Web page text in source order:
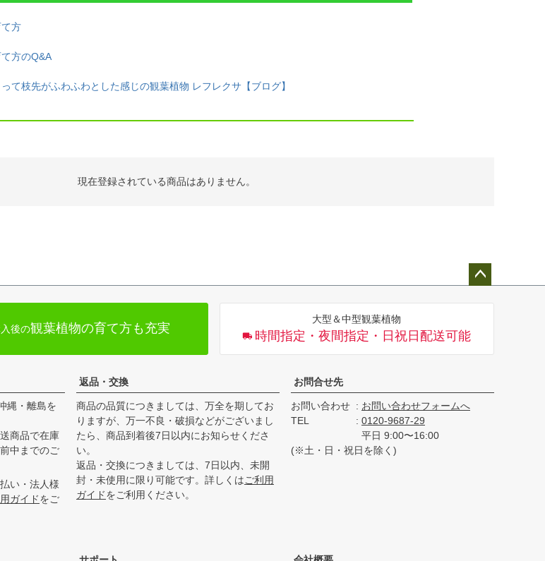
方
方のQ&A
て枝先がふわふわとした感じの観葉植物 レフレクサ【ブログ】
現在登録されている商品はありません。
へ
後の観葉植物の育て方も充実
大型＆中型観葉植物
時間指定・夜間指定・日祝日配送可能
縄・離島を
商品で在庫
中までのご
い・法人様
ガイドをご
返品・交換
商品の品質につきましては、万全を期してお
りますが、万一不良・破損などがございまし
たら、商品到着後7日以内にお知らせくださ
い。
返品・交換につきましては、7日以内、未開
封・未使用に限り可能です。詳しくはご利用
ガイドをご利用ください。
お問合せ先
お問い合わせ
お問い合わせフォームへ
TEL
0120-9687-29
平日 9:00〜16:00
(※土・日・祝日を除く)